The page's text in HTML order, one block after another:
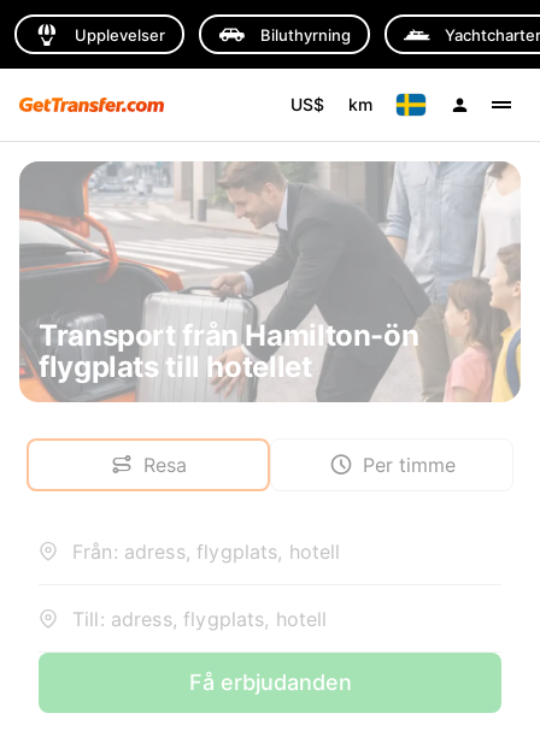
Upplevelser Biluthyrning Yachtcharter
US$ km
Transport från Hamilton-ön
flygplats till hotellet
Resa Per timme
Från: adress, flygplats, hotell
Till: adress, flygplats, hotell
Få erbjudanden